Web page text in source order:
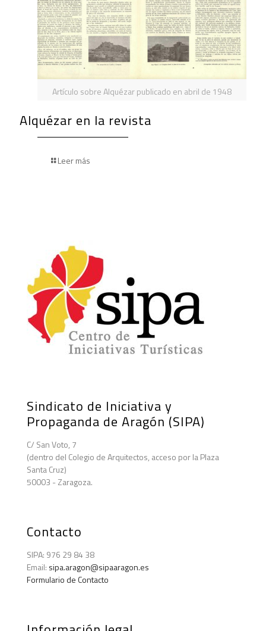
Artículo sobre Alquézar publicado en abril de 1948
Alquézar en la revista
Leer más
Sindicato de Iniciativa y
Propaganda de Aragón (SIPA)
C/ San Voto, 7
(dentro del Colegio de Arquitectos, acceso por la Plaza
Santa Cruz)
50003 - Zaragoza.
Contacto
SIPA: 976 29 84 38
Email: sipa.aragon@sipaaragon.es
Formulario de Contacto